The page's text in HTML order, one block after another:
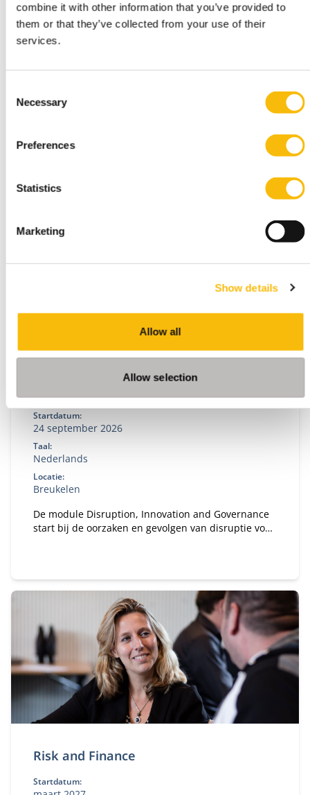
combine it with other information that you’ve provided to
them or that they’ve collected from your use of their
services.
Selection
Necessary
Preferences
Statistics
Marketing
Show details
Allow all
Allow selection
Modulair Executive MBA in Business &
Sustainable Transitions
Startdatum:
Taal:
Nederlands
Breukelen
Sustainable Transitions en leid duurzame
verandering. Flexibele deeltijd MBA voor executives
Startdatum:
24 september 2026
Taal:
Nederlands
Locatie:
Breukelen
De module Disruption, Innovation and Governance
start bij de oorzaken en gevolgen van disruptie voor
begrijpen van onderliggende structuren en
dynamiek van disruptie.
Risk and Finance
Startdatum: